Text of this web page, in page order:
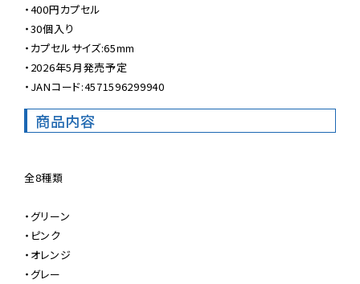
・400円カプセル
・30個入り
・カプセルサイズ:65mm
・2026年5月発売予定
・JANコード:4571596299940
商品内容
全8種類
・グリーン
・ピンク
・オレンジ
・グレー